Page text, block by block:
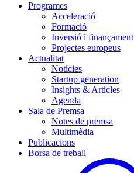
Programes
Acceleració
Formació
Inversió i finançament
Projectes europeus
Actualitat
Notícies
Startup generation
Insights & Articles
Agenda
Sala de Premsa
Notes de premsa
Multimèdia
Publicacions
Borsa de treball